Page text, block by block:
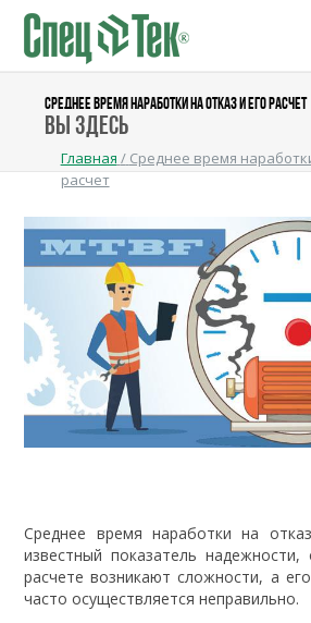
СРЕДНЕЕ ВРЕМЯ НАРАБОТКИ НА ОТКАЗ И ЕГО РАСЧЕТ
Вы здесь
Главная / Среднее время
расчет
Среднее время наработки на
известный показатель
расчете возникают сложности, а
часто осуществляется неправильно.